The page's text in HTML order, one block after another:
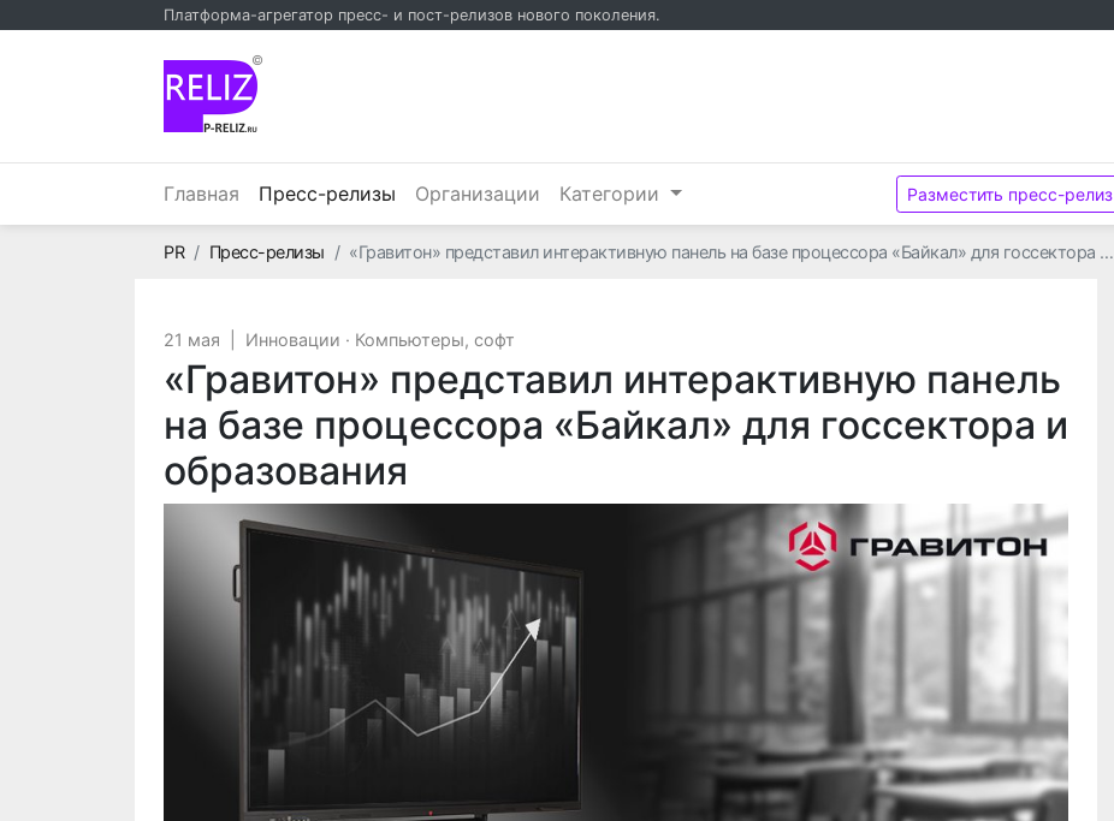
Платформа-агрегатор пресс- и пост-релизов нового поколения.
©
Главная Пресс-релизы (текущий)
Организации Категории Разместить пресс-релиз
PRГлавная
Пресс-релизы «Гравитон» представил интерактивную панель на базе процессора «Байкал» для госсектора …
21 мая Инновации · Компьютеры, софт
«Гравитон» представил интерактивную панель
на базе процессора «Байкал» для госсектора и
образования